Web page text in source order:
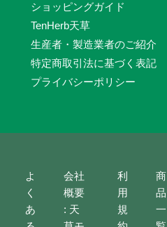
ショッピングガイド
TenHerb天草
生産者・製造業者のご紹介
特定商取引法に基づく表記
プライバシーポリシー
よ
く
あ
会社
概要
: 天
利
用
規
商
品
一